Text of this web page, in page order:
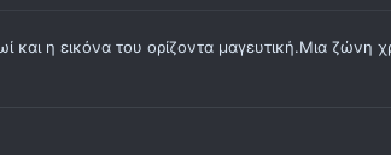
και η εικόνα του ορίζοντα μαγευτική.Μια